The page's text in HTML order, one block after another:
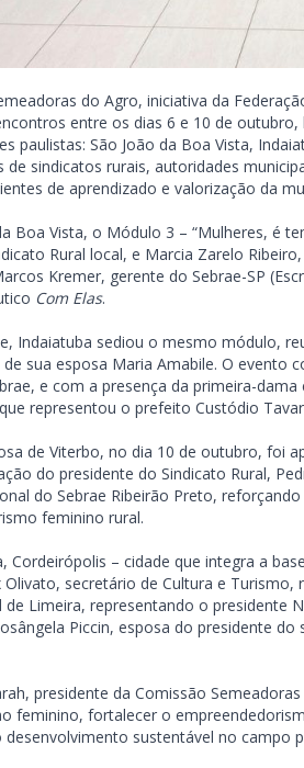
do Agro, iniciativa da
entre os dias 6 e 10 de
paulistas: São João da Boa Vista,
de sindicatos rurais, autoridades
de aprendizado e valorização da
Boa Vista, o Módulo 3 – “Mulheres, é
Rural local, e Marcia Zarelo
Kremer, gerente do Sebrae-SP
Com Elas.
Indaiatuba sediou o mesmo módulo,
sua esposa Maria Amabile. O evento
e com a presença da primeira-
representou o prefeito Custódio
de Viterbo, no dia 10 de outubro, foi
do presidente do Sindicato Rural,
do Sebrae Ribeirão Preto,
feminino rural.
Cordeirópolis – cidade que integra a
Olivato, secretário de Cultura e
de Limeira, representando o presidente
Piccin, esposa do presidente
presidente da Comissão
feminino, fortalecer o
sustentável no campo